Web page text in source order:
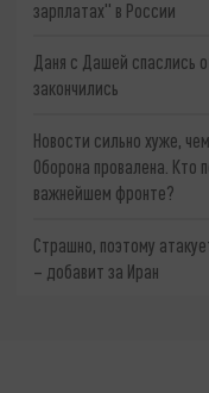
зарплатах" в России
Даня с Дашей спаслись
закончились
Новости сильно хуже,
Оборона провалена. Кто
важнейшем фронте?
Страшно, поэтому
– добавит за Иран